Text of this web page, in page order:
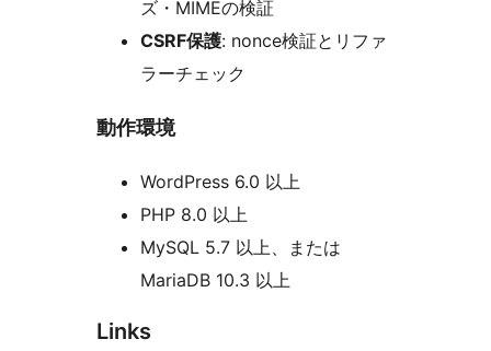
ズ・MIMEの検証
CSRF保護: nonce検証とリファ
ラーチェック
動作環境
WordPress 6.0 以上
PHP 8.0 以上
MySQL 5.7 以上、または
MariaDB 10.3 以上
Links